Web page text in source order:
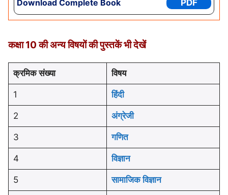
Download Complete Book PDF
कक्षा 10 की अन्य विषयों की पुस्तकें भी देखें
क्रमिक संख्या विषय
1 हिंदी
2 अंग्रेजी
3 गणित
4 विज्ञान
5 सामाजिक विज्ञान